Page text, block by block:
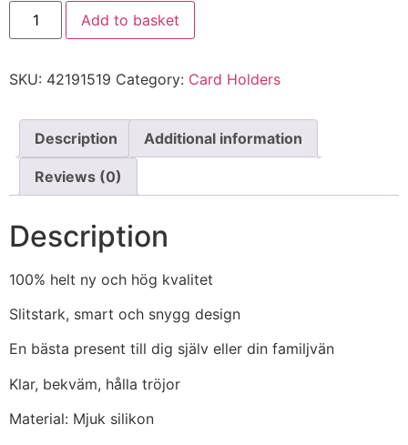
Add to basket
SKU: 42191519 Category: Card Holders
Description Additional information
Reviews (0)
Description
100% helt ny och hög kvalitet
Slitstark, smart och snygg design
En bästa present till dig själv eller din familjvän
Klar, bekväm, hålla tröjor
Material: Mjuk silikon